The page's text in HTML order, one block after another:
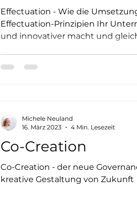
Effectuation - Wie die
Effectuation-Prinzipien Ihr
und innovativer macht und
Co-Creation
Co-Creation - der neue
kreative Gestaltung von Zukunft
Michele Neuland
16. März 2023
4 Min. Lesezeit